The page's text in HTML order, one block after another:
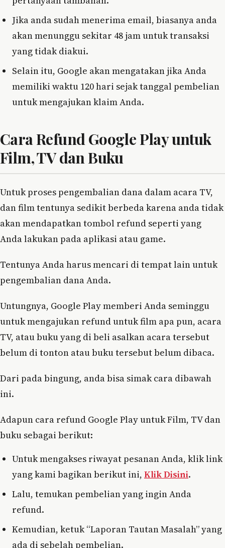
Jika anda sudah menerima email, biasanya anda
akan menunggu sekitar 48 jam untuk transaksi
yang tidak diakui.
Selain itu, Google akan mengatakan jika Anda
memiliki waktu 120 hari sejak tanggal pembelian
untuk mengajukan klaim Anda.
Cara Refund Google Play untuk
Film, TV dan Buku
Untuk proses pengembalian dana dalam acara TV,
dan film tentunya sedikit berbeda karena anda tidak
akan mendapatkan tombol refund seperti yang
Anda lakukan pada aplikasi atau game.
Tentunya Anda harus mencari di tempat lain untuk
pengembalian dana Anda.
Untungnya, Google Play memberi Anda seminggu
untuk mengajukan refund untuk film apa pun, acara
TV, atau buku yang di beli asalkan acara tersebut
belum di tonton atau buku tersebut belum dibaca.
Dari pada bingung, anda bisa simak cara dibawah
ini.
Adapun cara refund Google Play untuk Film, TV dan
buku sebagai berikut:
Untuk mengakses riwayat pesanan Anda, klik link
yang kami bagikan berikut ini, Klik Disini.
Lalu, temukan pembelian yang ingin Anda
refund.
Kemudian, ketuk “Laporan Tautan Masalah” yang
ada di sebelah pembelian.